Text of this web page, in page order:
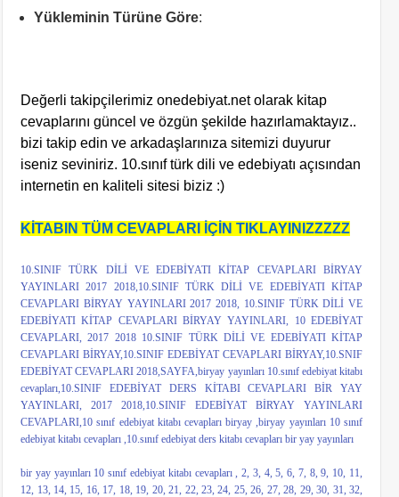
Yükleminin Türüne Göre:
Değerli takipçilerimiz onedebiyat.net olarak kitap
cevaplarını güncel ve özgün şekilde hazırlamaktayız..
bizi takip edin ve arkadaşlarınıza sitemizi duyurur
iseniz seviniriz. 10.sınıf türk dili ve edebiyatı açısından
internetin en kaliteli sitesi biziz :)
KİTABIN TÜM CEVAPLARI İÇİN TIKLAYINIZZZZZ
10.SINIF TÜRK DİLİ VE EDEBİYATI KİTAP CEVAPLARI BİRYAY
YAYINLARI 2017 2018,10.SINIF TÜRK DİLİ VE EDEBİYATI KİTAP
CEVAPLARI BİRYAY YAYINLARI 2017 2018, 10.SINIF TÜRK DİLİ VE
EDEBİYATI KİTAP CEVAPLARI BİRYAY YAYINLARI, 10 EDEBİYAT
CEVAPLARI, 2017 2018 10.SINIF TÜRK DİLİ VE EDEBİYATI KİTAP
CEVAPLARI BİRYAY,10.SINIF EDEBİYAT CEVAPLARI BİRYAY,10.SNIF
EDEBİYAT CEVAPLARI 2018,SAYFA,biryay yayınları 10.sınıf edebiyat kitabı
cevapları,10.SINIF EDEBİYAT DERS KİTABI CEVAPLARI BİR YAY
YAYINLARI, 2017 2018,10.SINIF EDEBİYAT BİRYAY YAYINLARI
CEVAPLARI,10 sınıf edebiyat kitabı cevapları biryay ,biryay yayınları 10 sınıf
edebiyat kitabı cevapları ,10.sınıf edebiyat ders kitabı cevapları bir yay yayınları
bir yay yayınları 10 sınıf edebiyat kitabı cevapları , 2, 3, 4, 5, 6, 7, 8, 9, 10, 11,
12, 13, 14, 15, 16, 17, 18, 19, 20, 21, 22, 23, 24, 25, 26, 27, 28, 29, 30, 31, 32,